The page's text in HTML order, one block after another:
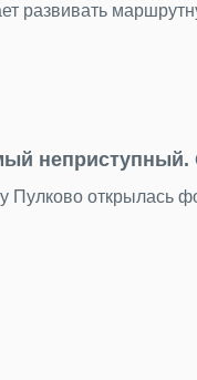
развивать
неприступный.
Пулково открылась